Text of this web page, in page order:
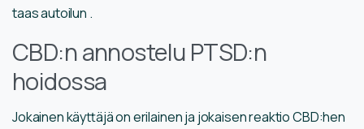
taas autoilun .
CBD:n annostelu PTSD:n
hoidossa
Jokainen käyttäjä on erilainen ja jokaisen reaktio CBD:hen